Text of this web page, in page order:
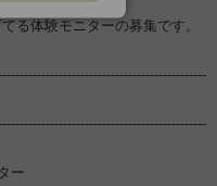
る体験モニターの募集です。
ー